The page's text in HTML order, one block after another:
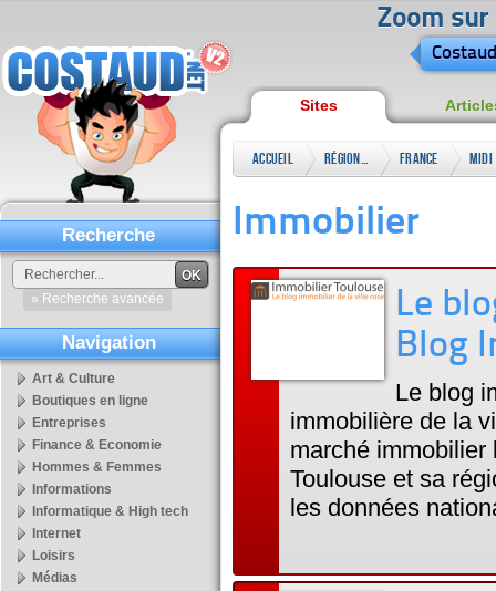
Zoom sur
Sites
Accueil Régional France Midi
Immobilier
Le
Blog
Le blog
immobilière de la
marché immobilier
Toulouse et sa
les données
Recherche
OK
» Recherche avancée
Navigation
Art & Culture
Boutiques en ligne
Entreprises
Finance & Economie
Hommes & Femmes
Informations
Informatique & High tech
Internet
Loisirs
Médias